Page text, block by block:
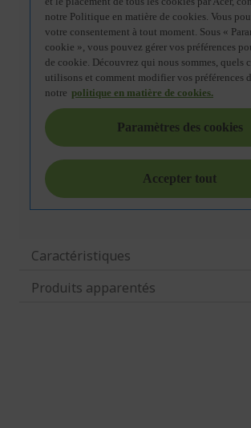
Caractéristiques
Produits apparentés